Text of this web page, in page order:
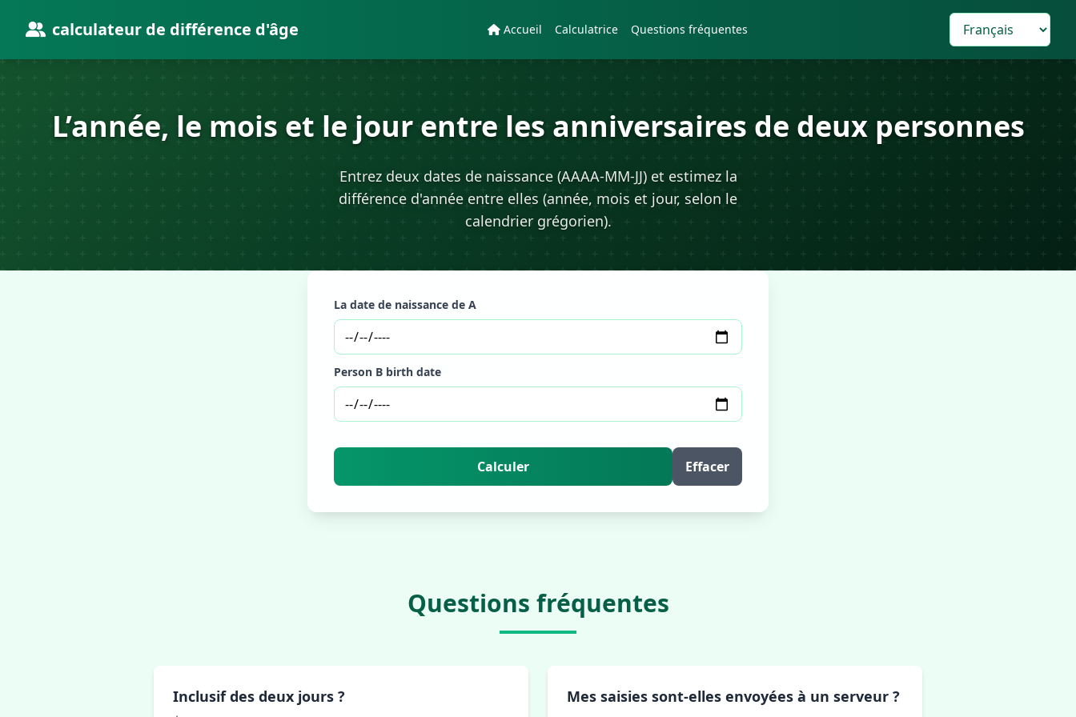
calculateur de différence d'âge Accueil Calculatrice Questions fréquentes
L’année, le mois et le jour entre les anniversaires de deux personnes
Entrez deux dates de naissance (AAAA-MM-JJ) et estimez la
différence d'année entre elles (année, mois et jour, selon le
calendrier grégorien).
La date de naissance de A
Person B birth date
Calculer Effacer
Questions fréquentes
Inclusif des deux jours ? Mes saisies sont-elles envoyées à un serveur ?